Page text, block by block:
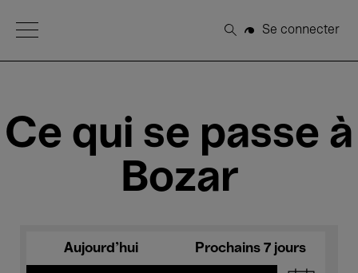
Open Menu
Rechercher
Se connecter
Ce qui se passe à
Bozar
Aujourd'hui Prochains 7 jours